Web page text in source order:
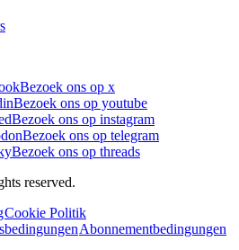
Bezoek ons op x
Bezoek ons op youtube
Bezoek ons op instagram
Bezoek ons op telegram
Bezoek ons op threads
reserved.
Cookie Politik
Abonnementbedingungen